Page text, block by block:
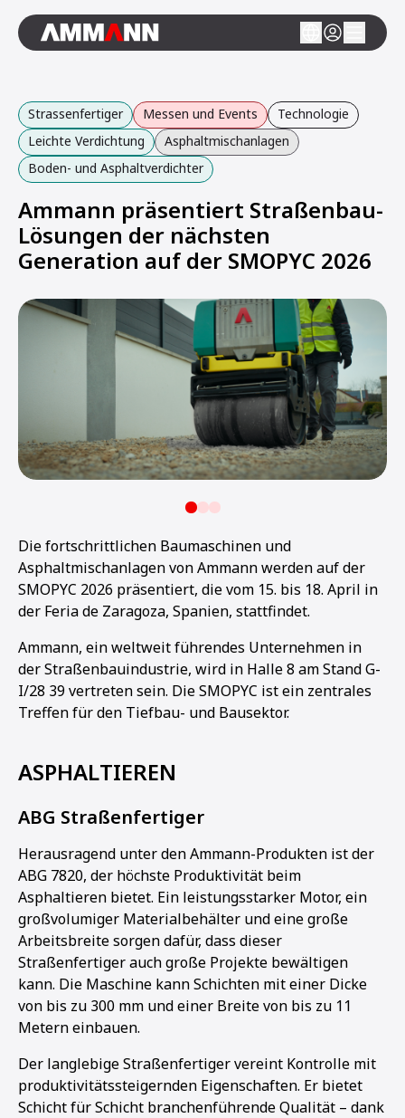
Strassenfertiger Messen und Events
Technologie
Leichte Verdichtung
Asphaltmischanlagen
Boden- und Asphaltverdichter
Ammann präsentiert Straßenbau-
Lösungen der nächsten
Generation auf der SMOPYC 2026
Die fortschrittlichen Baumaschinen und
Asphaltmischanlagen von Ammann werden auf der
SMOPYC 2026 präsentiert, die vom 15. bis 18. April in
der Feria de Zaragoza, Spanien, stattfindet.
Ammann, ein weltweit führendes Unternehmen in
der Straßenbauindustrie, wird in Halle 8 am Stand G-
I/28 39 vertreten sein. Die SMOPYC ist ein zentrales
Treffen für den Tiefbau- und Bausektor.
ASPHALTIEREN
ABG Straßenfertiger
Herausragend unter den Ammann-Produkten ist der
ABG 7820, der höchste Produktivität beim
Asphaltieren bietet. Ein leistungsstarker Motor, ein
großvolumiger Materialbehälter und eine große
Arbeitsbreite sorgen dafür, dass dieser
Straßenfertiger auch große Projekte bewältigen
kann. Die Maschine kann Schichten mit einer Dicke
von bis zu 300 mm und einer Breite von bis zu 11
Metern einbauen.
Der langlebige Straßenfertiger vereint Kontrolle mit
produktivitätssteigernden Eigenschaften. Er bietet
Schicht für Schicht branchenführende Qualität – dank